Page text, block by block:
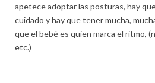
apetece adoptar las posturas, hay
cuidado y hay que tener mucha,
que el bebé es quien marca el ritmo,
etc.)